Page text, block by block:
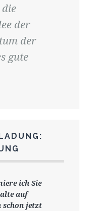
der
der
gute
ich Sie
auf
schon jetzt